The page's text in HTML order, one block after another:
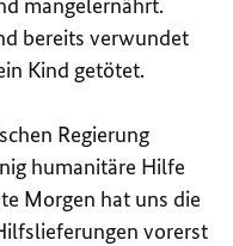
bereits verwundet
Kind getötet.
Regierung
humanitäre Hilfe
Morgen hat uns die
vorerst